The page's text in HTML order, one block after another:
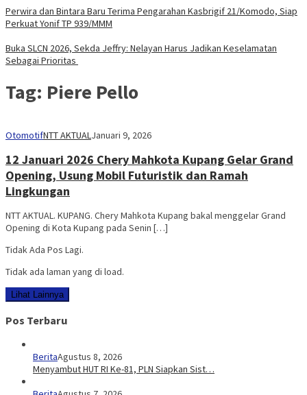
Perwira dan Bintara Baru Terima Pengarahan Kasbrigif 21/Komodo, Siap
Perkuat Yonif TP 939/MMM
Buka SLCN 2026, Sekda Jeffry: Nelayan Harus Jadikan Keselamatan
Sebagai Prioritas
Tag: Piere Pello
OtomotifNTT AKTUALJanuari 9, 2026
12 Januari 2026 Chery Mahkota Kupang Gelar Grand
Opening, Usung Mobil Futuristik dan Ramah
Lingkungan
NTT AKTUAL. KUPANG. Chery Mahkota Kupang bakal menggelar Grand
Opening di Kota Kupang pada Senin […]
Tidak Ada Pos Lagi.
Tidak ada laman yang di load.
Lihat Lainnya
Pos Terbaru
BeritaAgustus 8, 2026
Menyambut HUT RI Ke-81, PLN Siapkan Sist…